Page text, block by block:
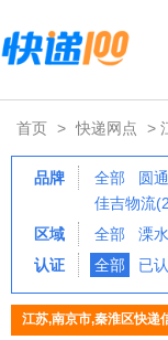
首页 > 快递网点 >
品牌 全部 圆
佳吉物流
区域
全部 溧
认证
全部 已
江苏,南京市,秦淮区快递